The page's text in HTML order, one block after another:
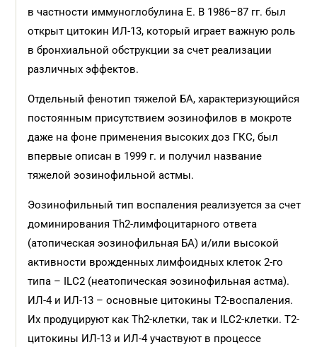
в частности иммуноглобулина Е. В 1986–87 гг. был
открыт цитокин ИЛ-13, который играет важную роль
в бронхиальной обструкции за счет реализации
различных эффектов.
Отдельный фенотип тяжелой БА, характеризующийся
постоянным присутствием эозинофилов в мокроте
даже на фоне применения высоких доз ГКС, был
впервые описан в 1999 г. и получил название
тяжелой эозинофильной астмы.
Эозинофильный тип воспаления реализуется за счет
доминирования Th2-лимфоцитарного ответа
(атопическая эозинофильная БА) и/или высокой
активности врожденных лимфоидных клеток 2-го
типа – ILC2 (неатопическая эозинофильная астма).
ИЛ-4 и ИЛ-13 – основные цитокины Т2-воспаления.
Их продуцируют как Тh2-клетки, так и ILC2-клетки. Т2-
цитокины ИЛ-13 и ИЛ-4 участвуют в процессе